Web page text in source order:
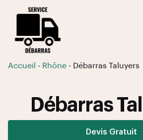
Accueil - Rhône - Débarras Taluyers
Débarras
Devis Gratuit